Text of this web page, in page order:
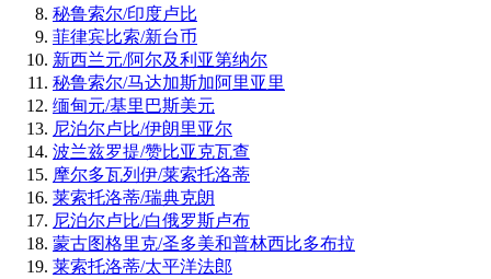
秘鲁索尔/印度卢比
菲律宾比索/新台币
新西兰元/阿尔及利亚第纳尔
秘鲁索尔/马达加斯加阿里亚里
缅甸元/基里巴斯美元
尼泊尔卢比/伊朗里亚尔
波兰兹罗提/赞比亚克瓦查
摩尔多瓦列伊/莱索托洛蒂
莱索托洛蒂/瑞典克朗
尼泊尔卢比/白俄罗斯卢布
蒙古图格里克/圣多美和普林西比多布拉
莱索托洛蒂/太平洋法郎